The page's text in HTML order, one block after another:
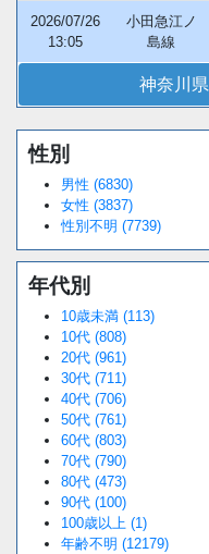
2026/07/26
13:05
小田急江ノ
島線
神奈川
性別
男性 (6830)
女性 (3837)
性別不明 (7739)
年代別
10歳未満 (113)
10代 (808)
20代 (961)
30代 (711)
40代 (706)
50代 (761)
60代 (803)
70代 (790)
80代 (473)
90代 (100)
100歳以上 (1)
年齢不明 (12179)